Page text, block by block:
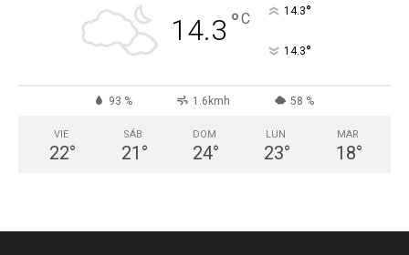
14.3 °C 14.3°
14.3°
93 % 1.6kmh 58 %
VIE
22°
SÁB
21 °
DOM
24°
LUN
23°
MAR
18°